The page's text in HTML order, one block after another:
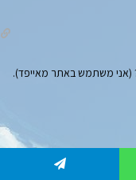
(אני משתמש באתר מאייפד).